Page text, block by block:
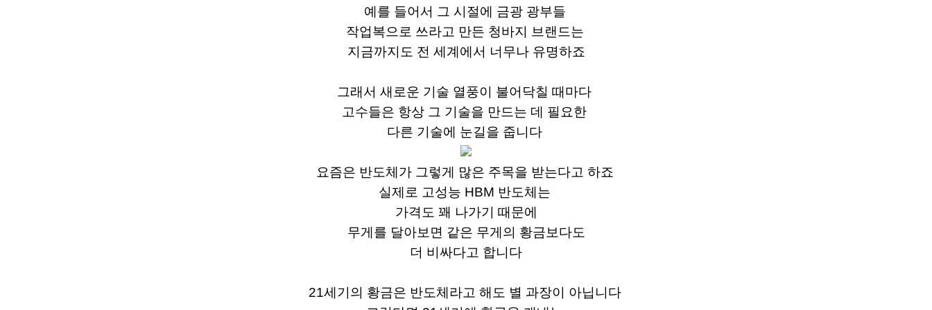
예를 들어서 그 시절에 금광 광부들
작업복으로 쓰라고 만든 청바지 브랜드는
지금까지도 전 세계에서 너무나 유명하죠
그래서 새로운 기술 열풍이 불어닥칠 때마다
고수들은 항상 그 기술을 만드는 데 필요한
다른 기술에 눈길을 줍니다
요즘은 반도체가 그렇게 많은 주목을 받는다고 하죠
실제로 고성능 HBM 반도체는
가격도 꽤 나가기 때문에
무게를 달아보면 같은 무게의 황금보다도
더 비싸다고 합니다
21세기의 황금은 반도체라고 해도 별 과장이 아닙니다